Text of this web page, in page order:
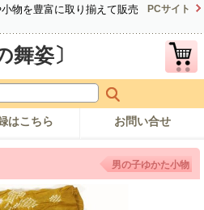
物を豊富に取り揃えて販売
PCサイト
舞姿〕
はこちら お問い合せ
男の子ゆかた小物